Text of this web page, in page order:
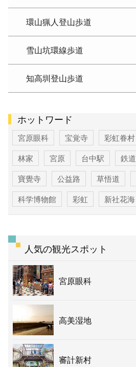
環山猟人登山歩道
雪山坑環線歩道
知高圳登山歩道
ホットワード
宮原眼科 宝覚寺 彩虹眷村
林家
宮原 台中駅 鉄道
寶覺寺
公益路 草悟道
科学博物館
彩虹 新社花海
人気の観光スポット
宮原眼科
高美湿地
審計新村